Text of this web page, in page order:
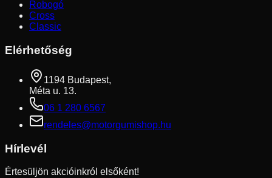
Robogó
Cross
Classic
Elérhetőség
1194 Budapest,
Méta u. 13.
06 1 280 6567
rendeles@motorgumishop.hu
Hírlevél
Értesüljön akcióinkról elsőként!